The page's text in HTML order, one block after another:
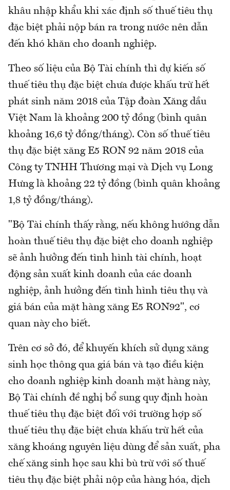
khâu nhập khẩu khi xác định số thuế tiêu thụ
đặc biệt phải nộp bán ra trong nước nên dẫn
đến khó khăn cho doanh nghiệp.
Theo số liệu của Bộ Tài chính thì dự kiến số
thuế tiêu thụ đặc biệt chưa được khấu trừ hết
phát sinh năm 2018 của Tập đoàn Xăng dầu
Việt Nam là khoảng 200 tỷ đồng (bình quân
khoảng 16,6 tỷ đồng/tháng). Còn số thuế tiêu
thụ đặc biệt xăng E5 RON 92 năm 2018 của
Công ty TNHH Thương mại và Dịch vụ Long
Hưng là khoảng 22 tỷ đồng (bình quân khoảng
1,8 tỷ đồng/tháng).
"Bộ Tài chính thấy rằng, nếu không hướng dẫn
hoàn thuế tiêu thụ đặc biệt cho doanh nghiệp
sẽ ảnh hưởng đến tình hình tài chính, hoạt
động sản xuất kinh doanh của các doanh
nghiệp, ảnh hưởng đến tình hình tiêu thụ và
giá bán của mặt hàng xăng E5 RON92", cơ
quan này cho biết.
Trên cơ sở đó, để khuyến khích sử dụng xăng
sinh học thông qua giá bán và tạo điều kiện
cho doanh nghiệp kinh doanh mặt hàng này,
Bộ Tài chính đề nghị bổ sung quy định hoàn
thuế tiêu thụ đặc biệt đối với trường hợp số
thuế tiêu thụ đặc biệt chưa khấu trừ hết của
xăng khoáng nguyên liệu dùng để sản xuất, pha
chế xăng sinh học sau khi bù trừ với số thuế
tiêu thụ đặc biệt phải nộp của hàng hóa, dịch